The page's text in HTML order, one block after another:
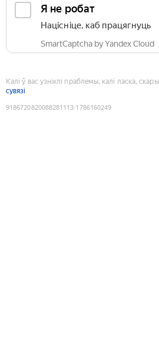
Я не робат
Націсніце, каб працягнуць
SmartCaptcha by Yandex Cloud
Калі ў вас узніклі праблемы, калі ласка,
сувязі
9186720820088281113:1786160249